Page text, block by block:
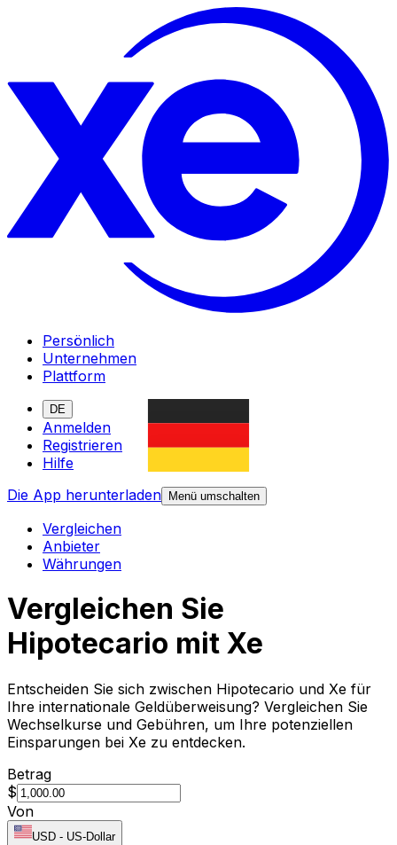
Persönlich
Unternehmen
Plattform
DE
Anmelden
Registrieren
Hilfe
Die App herunterladen
Menü umschalten
Vergleichen
Anbieter
Währungen
Vergleichen Sie
Hipotecario mit Xe
Entscheiden Sie sich zwischen Hipotecario und Xe für
Ihre internationale Geldüberweisung? Vergleichen Sie
Wechselkurse und Gebühren, um Ihre potenziellen
Einsparungen bei Xe zu entdecken.
Betrag
$
Von
USD - US-Dollar